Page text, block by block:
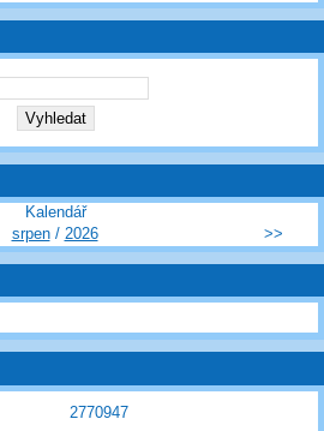
Kalendář
srpen/ 2026 >>
2770947